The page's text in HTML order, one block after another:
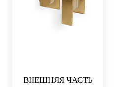
ВНЕШНЯЯ ЧАСТЬ